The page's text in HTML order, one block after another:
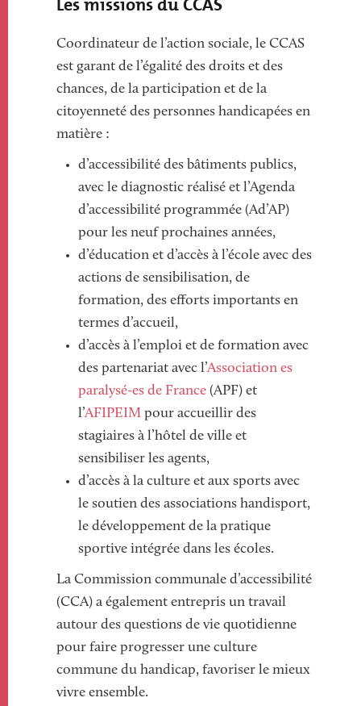
Coordinateur de l’action sociale, le CCAS
est garant de l’égalité des droits et des
chances, de la participation et de la
citoyenneté des personnes handicapées en
matière :
d’accessibilité des bâtiments publics,
avec le diagnostic réalisé et l’Agenda
d’accessibilité programmée (Ad’AP)
pour les neuf prochaines années,
d’éducation et d’accès à l’école avec des
actions de sensibilisation, de
formation, des efforts importants en
termes d’accueil,
d’accès à l’emploi et de formation avec
des partenariat avec l’Association es
paralysé-es de France (APF) et
l’AFIPEIM pour accueillir des
stagiaires à l’hôtel de ville et
sensibiliser les agents,
d’accès à la culture et aux sports avec
le soutien des associations handisport,
le développement de la pratique
sportive intégrée dans les écoles.
La Commission communale d’accessibilité
(CCA) a également entrepris un travail
autour des questions de vie quotidienne
pour faire progresser une culture
commune du handicap, favoriser le mieux
vivre ensemble.